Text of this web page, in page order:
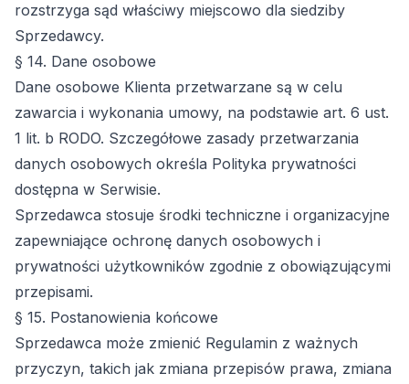
rozstrzyga sąd właściwy miejscowo dla siedziby
Sprzedawcy.
§ 14. Dane osobowe
Dane osobowe Klienta przetwarzane są w celu
zawarcia i wykonania umowy, na podstawie art. 6 ust.
1 lit. b RODO. Szczegółowe zasady przetwarzania
danych osobowych określa Polityka prywatności
dostępna w Serwisie.
Sprzedawca stosuje środki techniczne i organizacyjne
zapewniające ochronę danych osobowych i
prywatności użytkowników zgodnie z obowiązującymi
przepisami.
§ 15. Postanowienia końcowe
Sprzedawca może zmienić Regulamin z ważnych
przyczyn, takich jak zmiana przepisów prawa, zmiana